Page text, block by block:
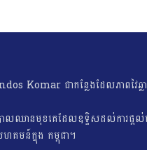
Komar ជាកន្លែងដែលភាពវៃឆ្លា
ភិបាល​ឈាន​មុខ​គេ​ដែល​ឧទ្ទិស​ដល់​ការ​ផ្
មន៍ក្នុង កម្ពុជា។